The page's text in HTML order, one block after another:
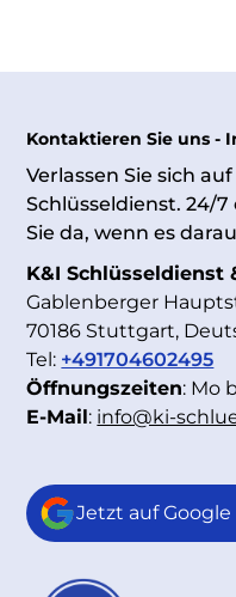
Kontaktieren Sie uns -
Verlassen Sie sich
Schlüsseldienst. 24/
Sie da, wenn es
K&I Schlüsseldienst
Gablenberger
70186 Stuttgart,
Tel: +491704602495
Öffnungszeiten: Mo
E-Mail: info@ki-
Jetzt auf